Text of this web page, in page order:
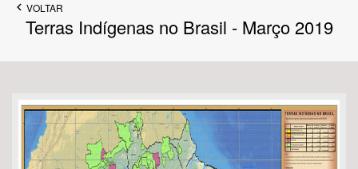
Até
Bioma / Bacia
VOLTAR
Terras Indígenas no Brasil - Março 2019